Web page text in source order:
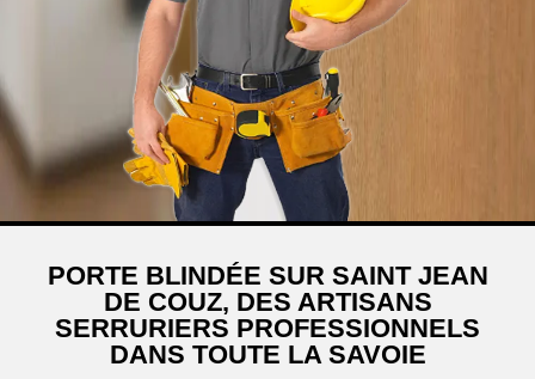
PORTE BLINDÉE SUR SAINT JEAN
DE COUZ, DES ARTISANS
SERRURIERS PROFESSIONNELS
DANS TOUTE LA SAVOIE